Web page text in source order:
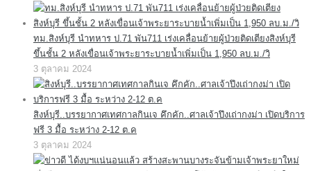
ทม.สิงห์บุรี นำทหาร ป.71 พัน711 เร่งเคลื่อนย้ายผู้ป่วยติดเตียงสิงห์บุรี
ขึ้นชั้น 2 หลังเขื่อนเจ้าพระยาระบายน้ำเพิ่มเป็น 1,950 ลบ.ม./วิ
3 ตุลาคม 2024
สิงห์บุรี..บรรยากาศเทศกาลกินเจ คึกคัก..ศาลเจ้าปึงเถ่ากงม่า เปิดบริการ
ฟรี 3 มื้อ ระหว่าง 2-12 ต.ค
3 ตุลาคม 2024